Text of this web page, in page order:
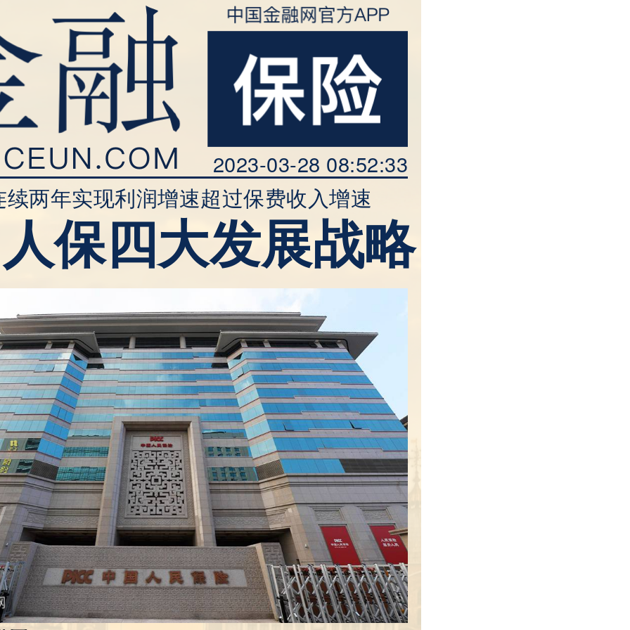
2023-03-28 08:52:33
续两年实现利润增速超过保费收入增速
保四大发展战略